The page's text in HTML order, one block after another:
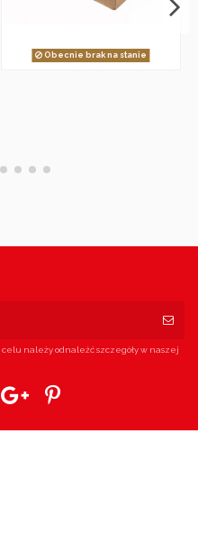
Obecnie brak na stanie
należy odnaleźć szczegóły w naszej